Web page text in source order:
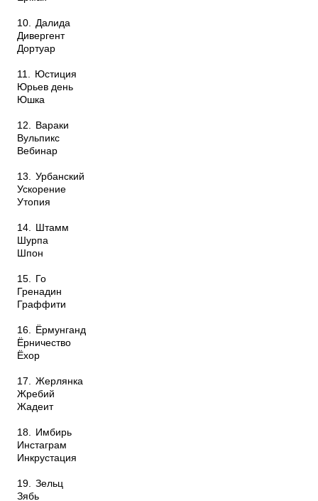
10. Далида
Дивергент
Дортуар
11. Юстиция
Юрьев день
Юшка
12. Вараки
Вульпикс
Вебинар
13. Урбанский
Ускорение
Утопия
14. Штамм
Шурпа
Шпон
15. Го
Гренадин
Граффити
16. Ёрмунганд
Ёрничество
Ёхор
17. Жерлянка
Жребий
Жадеит
18. Имбирь
Инстаграм
Инкрустация
19. Зельц
Зябь